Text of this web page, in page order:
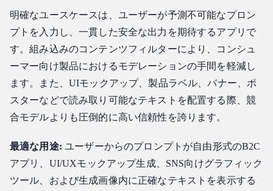
明確なユースケースは、ユーザーが予測不可能なプロン
プトを入力し、一貫した安全な出力を期待するアプリで
す。組み込みのコンテンツフィルターにより、コンシュ
ーマー向け製品におけるモデレーションの手間を軽減し
ます。また、UIモックアップ、製品ラベル、バナー、ポ
スターなどで読み取り可能なテキストを配置する際、競
合モデルよりも圧倒的に高い信頼性を誇ります。
最適な用途: ユーザーからのプロンプトが自由形式のB2C
アプリ、UI/UXモックアップ生成、SNS向けグラフィック
ツール、および生成画像内に正確なテキストを表示する